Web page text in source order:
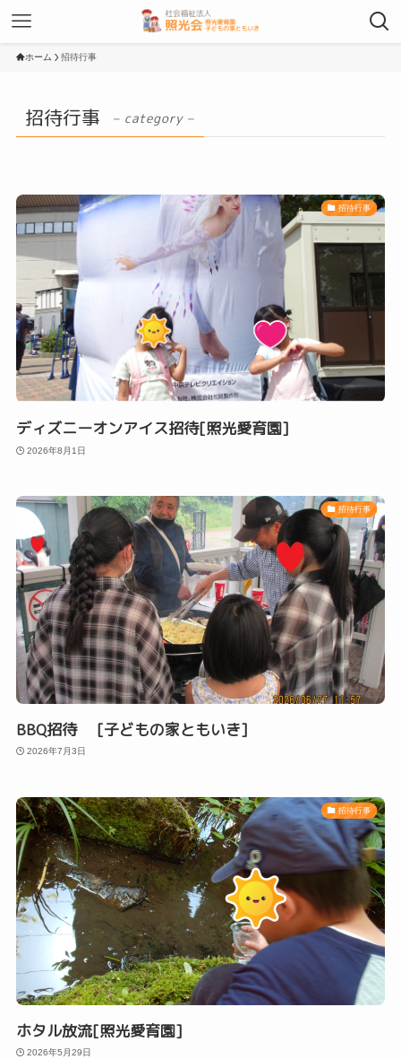
ホーム 招待行事
招待行事 – category –
招待行事
ディズニーオンアイス招待[照光愛育園]
2026年8月1日
招待行事
BBQ招待 [子どもの家ともいき]
2026年7月3日
招待行事
ホタル放流[照光愛育園]
2026年5月29日